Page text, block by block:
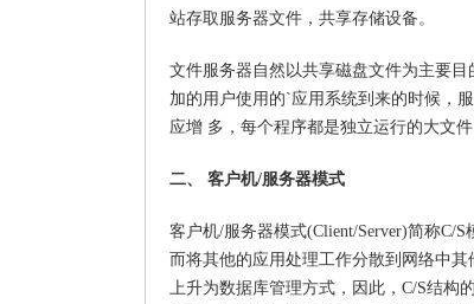
站存取服务器文件，共享存储设备。
文件服务器自然以共享磁盘文件为主要
加的用户使用的`应用系统到来的时候，
应增 多，每个程序都是独立运行的大文
二、 客户机/服务器模式
客户机/服务器模式(Client/Server)简称C/
而将其他的应用处理工作分散到网络中
上升为数据库管理方式，因此，C/S结构